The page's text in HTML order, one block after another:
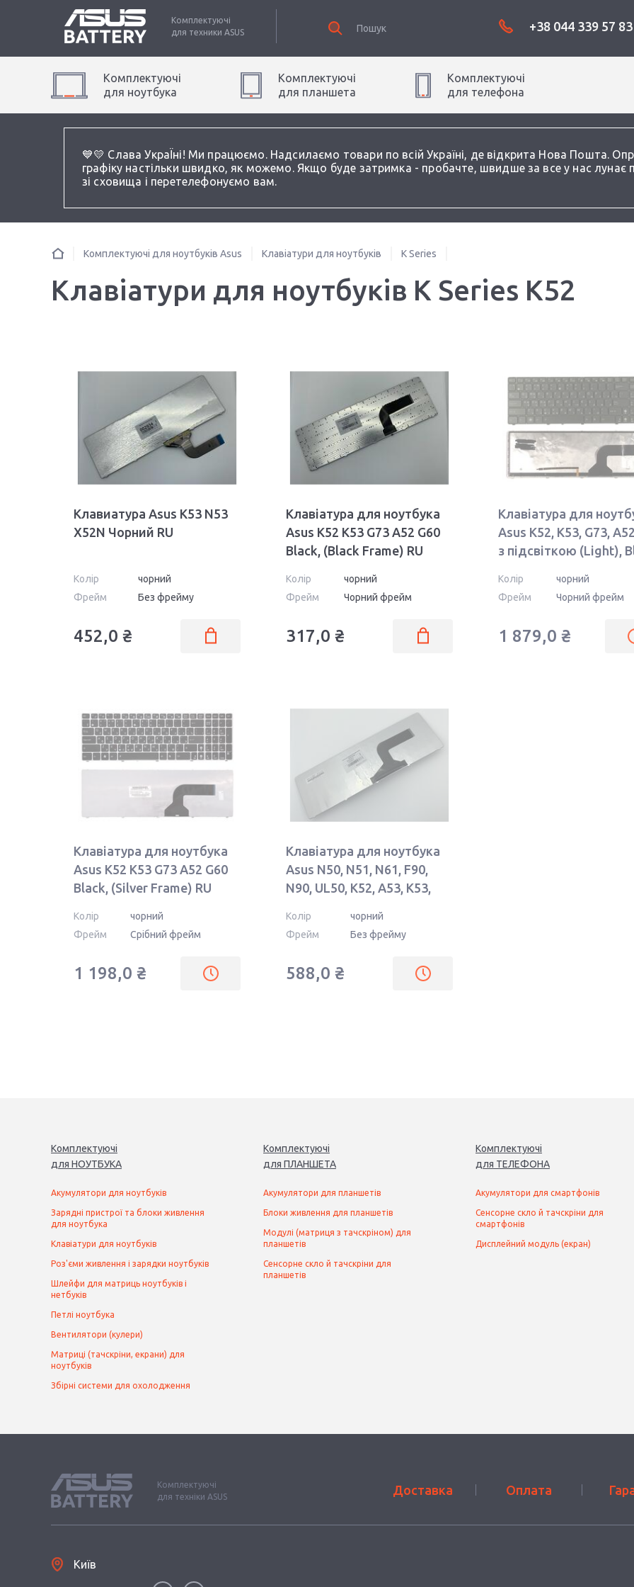
💙💛 Слава УкраЇні! Ми працюємо. Надсилаємо товари по всій Україні, де відкрита Нова Пошта.
графіку настільки швидко, як можемо. Якщо буде затримка - пробачте, швидше за все у нас лунає
зі сховища і перетелефонуємо вам.
Комплектуючі
для техники ASUS +38 044 339 57 83
Комплектуючі
для ноутбука
Комплектуючі
для планшета
Комплектуючі
для телефона
Комплектуючі для ноутбуків Asus Клавіатури для ноутбуків K Series
Клавіатури для ноутбуків K Series K52
Клавиатура Asus K53 N53
X52N Чорний RU
Колір
чорний
Фрейм
Без фрейму
452,0 ₴
Клавіатура для ноутбука
Asus K52 K53 G73 A52 G60
Black, (Black Frame) RU
Колір
чорний
Фрейм
Чорний фрейм
317,0 ₴
Клавіатура для
Asus K52, K53, G73,
з підсвіткою (Light),
Колір
чорний
Фрейм
Чорний фрейм
1 879,0 ₴
Клавіатура для ноутбука
Asus K52 K53 G73 A52 G60
Black, (Silver Frame) RU
Колір
чорний
Фрейм
Срібний фрейм
1 198,0 ₴
Клавіатура для ноутбука
Asus N50, N51, N61, F90,
N90, UL50, K52, A53, K53,
Колір
чорний
Фрейм
Без фрейму
588,0 ₴
Комплектуючі
для НОУТБУКА
Акумулятори для ноутбуків
Зарядні пристрої та блоки живлення
для ноутбука
Клавіатури для ноутбуків
Роз'єми живлення і зарядки ноутбуків
Шлейфи для матриць ноутбуків і
нетбуків
Петлі ноутбука
Вентилятори (кулери)
Матриці (тачскріни, екрани) для
ноутбуків
Збірні системи для охолодження
Комплектуючі
для ПЛАНШЕТА
Акумулятори для планшетів
Блоки живлення для планшетів
Модулі (матриця з тачскріном) для
планшетів
Сенсорне скло й тачскріни для
планшетів
Комплектуючі
для ТЕЛЕФОНА
Акумулятори для смартфонів
Сенсорне скло й тачскріни для
смартфонів
Дисплейний модуль (екран)
Комплектуючі
для техніки ASUS
Доставка Оплата
Київ